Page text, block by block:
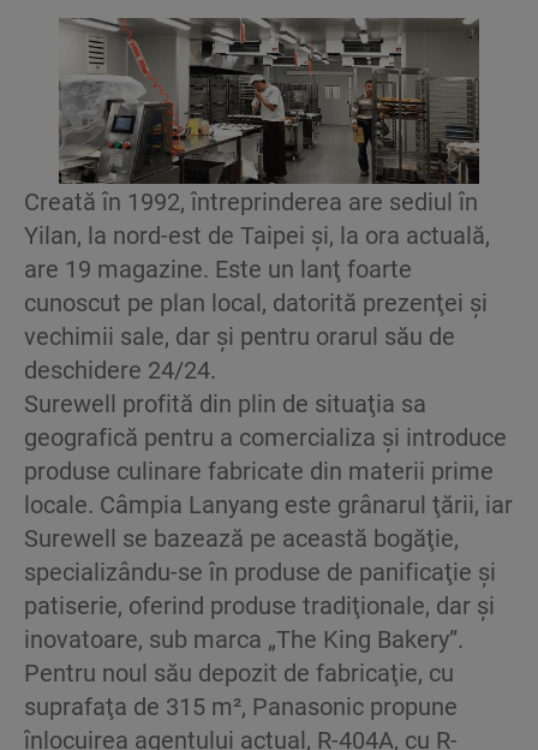
Creată în 1992, întreprinderea are sediul în
Yilan, la nord-est de Taipei şi, la ora actuală,
are 19 magazine. Este un lanţ foarte
cunoscut pe plan local, datorită prezenţei şi
vechimii sale, dar şi pentru orarul său de
deschidere 24/24.
Surewell profită din plin de situaţia sa
geografică pentru a comercializa şi introduce
produse culinare fabricate din materii prime
locale. Câmpia Lanyang este grânarul ţării, iar
Surewell se bazează pe această bogăţie,
specializându-se în produse de panificaţie şi
patiserie, oferind produse tradiţionale, dar şi
inovatoare, sub marca „The King Bakery”.
Pentru noul său depozit de fabricaţie, cu
suprafaţa de 315 m², Panasonic propune
înlocuirea agentului actual, R-404A, cu R-